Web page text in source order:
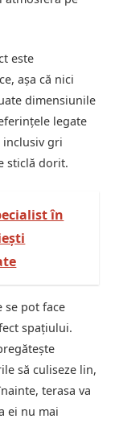
este
așa că nici
dimensiunile
legate
inclusiv gri
sticlă dorit.
în
se pot face
spațiului.
să culiseze lin,
terasa va
ei nu mai